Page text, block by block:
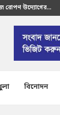
এস এম শাকির...
বিনোদন